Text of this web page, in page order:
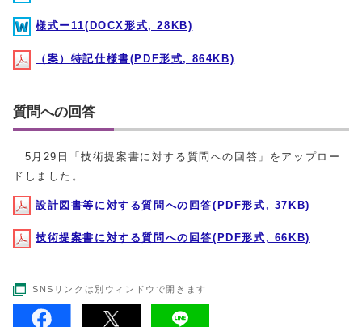
様式ー11(DOCX形式, 28KB)
（案）特記仕様書(PDF形式, 864KB)
質問への回答
5月29日「技術提案書に対する質問への回答」をアップロー
ドしました。
設計図書等に対する質問への回答(PDF形式, 37KB)
技術提案書に対する質問への回答(PDF形式, 66KB)
SNSリンクは別ウィンドウで開きます